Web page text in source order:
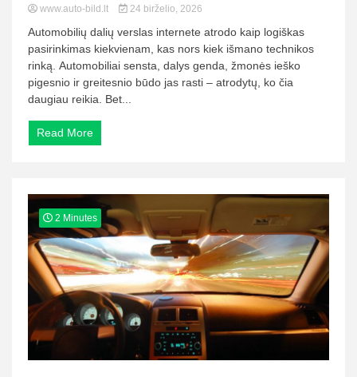
www.auto-bild.lt 24 birželio, 2026
Automobilių dalių verslas internete atrodo kaip logiškas
pasirinkimas kiekvienam, kas nors kiek išmano technikos
rinką. Automobiliai sensta, dalys genda, žmonės ieško
pigesnio ir greitesnio būdo jas rasti – atrodytų, ko čia
daugiau reikia. Bet...
Read More
2 Minutes